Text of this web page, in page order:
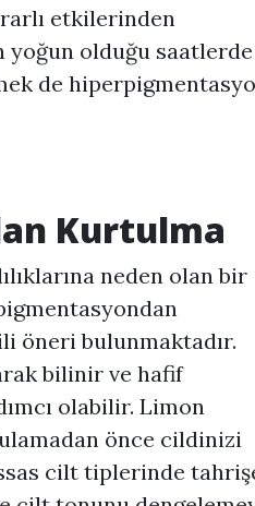
etkilerinden
yoğun olduğu saatlerde
de
Kurtulma
neden olan bir
öneri bulunmaktadır.
bilinir ve hafif
olabilir. Limon
önce cildinizi
cilt tiplerinde